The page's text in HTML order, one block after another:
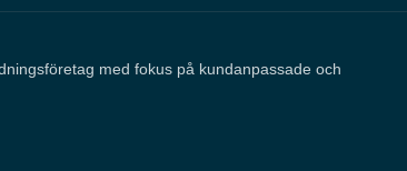
med fokus på kundanpassade och